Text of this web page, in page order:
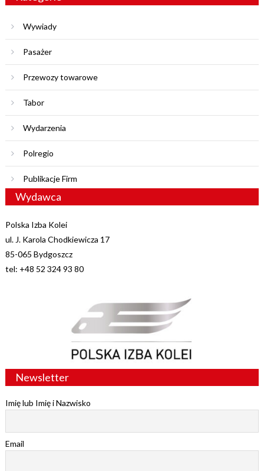
Wywiady
Pasażer
Przewozy towarowe
Tabor
Wydarzenia
Polregio
Publikacje Firm
Wydawca
Polska Izba Kolei
ul. J. Karola Chodkiewicza 17
85-065 Bydgoszcz
tel: +48 52 324 93 80
Newsletter
Imię lub Imię i Nazwisko
Email